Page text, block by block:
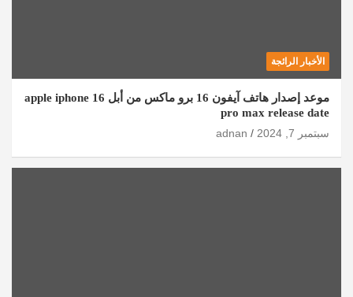
الأخبار الرائجة
موعد إصدار هاتف آيفون 16 برو ماكس من أبل apple iphone 16
pro max release date
سبتمبر 7, 2024
adnan